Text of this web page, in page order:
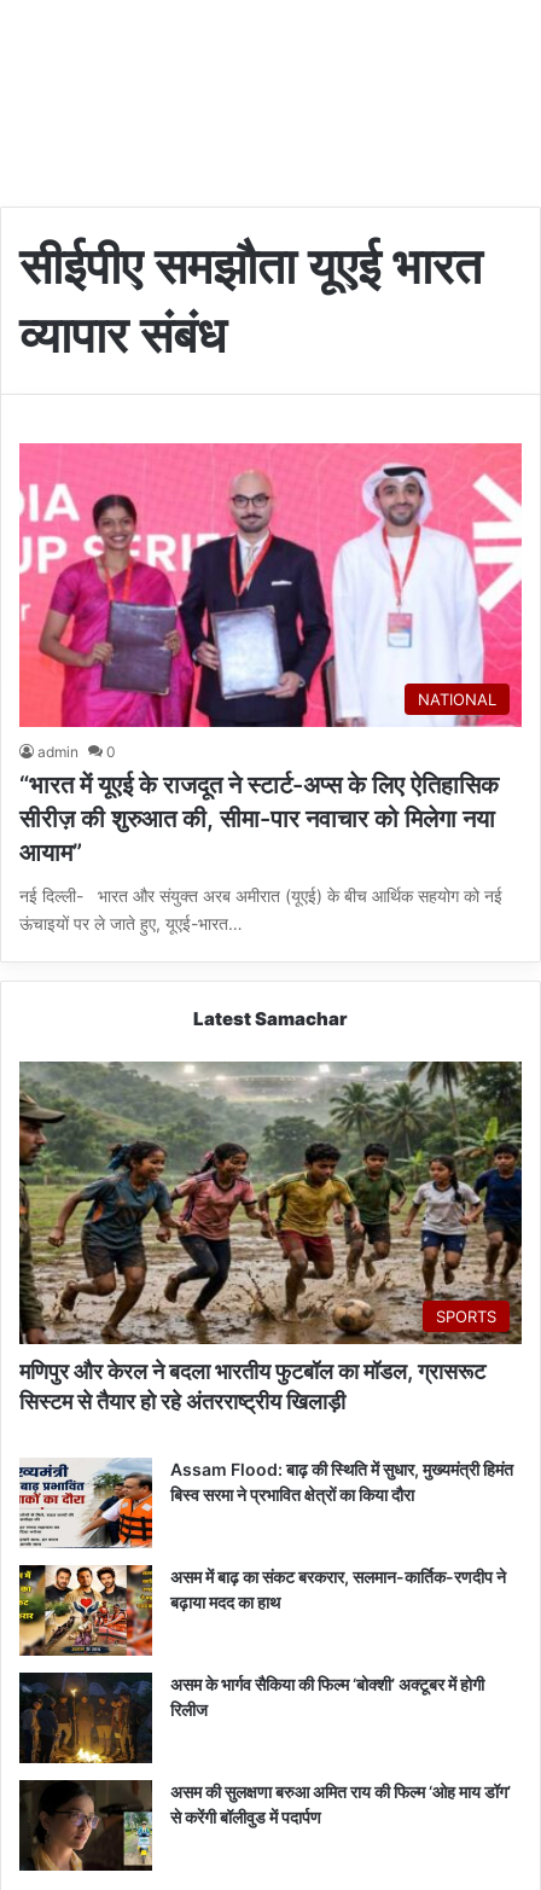
सीईपीए समझौता यूएई भारत
व्यापार संबंध
NATIONAL
admin 0
“भारत में यूएई के राजदूत ने स्टार्ट-अप्स के लिए ऐतिहासिक
सीरीज़ की शुरुआत की, सीमा-पार नवाचार को मिलेगा नया
आयाम”
नई दिल्ली- भारत और संयुक्त अरब अमीरात (यूएई) के बीच आर्थिक सहयोग को नई
ऊंचाइयों पर ले जाते हुए, यूएई-भारत…
Latest Samachar
SPORTS
मणिपुर और केरल ने बदला भारतीय फुटबॉल का मॉडल, ग्रासरूट
सिस्टम से तैयार हो रहे अंतरराष्ट्रीय खिलाड़ी
Assam Flood: बाढ़ की स्थिति में सुधार, मुख्यमंत्री हिमंत
बिस्व सरमा ने प्रभावित क्षेत्रों का किया दौरा
असम में बाढ़ का संकट बरकरार, सलमान-कार्तिक-रणदीप ने
बढ़ाया मदद का हाथ
असम के भार्गव सैकिया की फिल्म ‘बोक्शी’ अक्टूबर में होगी
रिलीज
असम की सुलक्षणा बरुआ अमित राय की फिल्म ‘ओह माय डॉग’
से करेंगी बॉलीवुड में पदार्पण